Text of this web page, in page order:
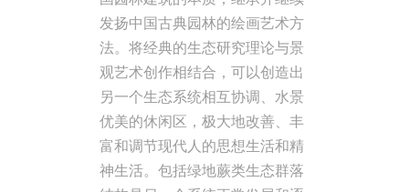
发扬中国古典园林的绘画艺术方
法。将经典的生态研究理论与景
观艺术创作相结合，可以创造出
另一个生态系统相互协调、水景
优美的休闲区，极大地改善、丰
富和调节现代人的思想生活和精
神生活。包括绿地蕨类生态群落